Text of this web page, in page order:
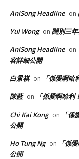
AniSong Headline on
Yui Wong on 闊別三
AniSong Headline on
容詳細公開
白景祺 on
「係愛啊
陳藍 on
「係愛啊哈
Chi Kai Kong on
「
公開
Ho Tung Ng on
「係
公開